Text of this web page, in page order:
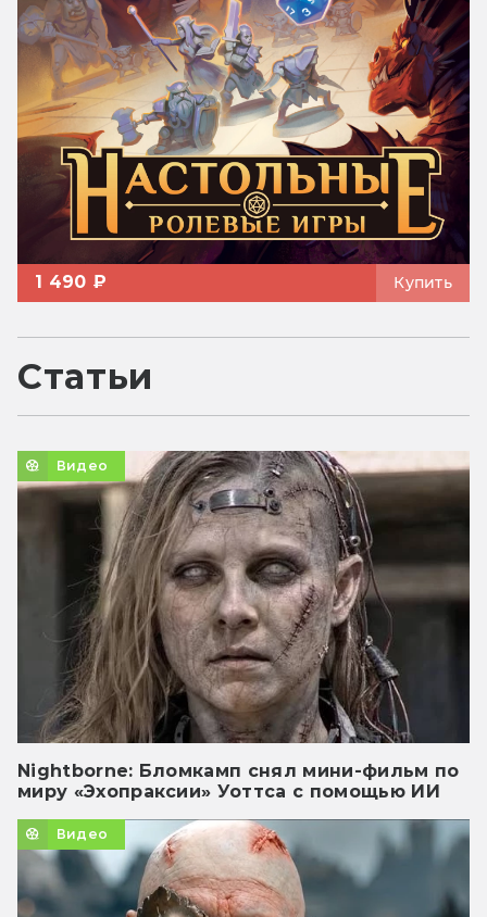
1 490 ₽ Купить
Статьи
Видео
Nightborne: Бломкамп снял мини-фильм по
миру «Эхопраксии» Уоттса с помощью ИИ
Видео